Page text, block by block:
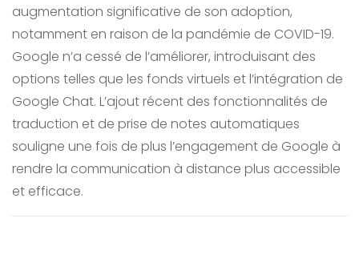
augmentation significative de son adoption,
notamment en raison de la pandémie de COVID-19.
Google n’a cessé de l’améliorer, introduisant des
options telles que les fonds virtuels et l’intégration de
Google Chat. L’ajout récent des fonctionnalités de
traduction et de prise de notes automatiques
souligne une fois de plus l’engagement de Google à
rendre la communication à distance plus accessible
et efficace.